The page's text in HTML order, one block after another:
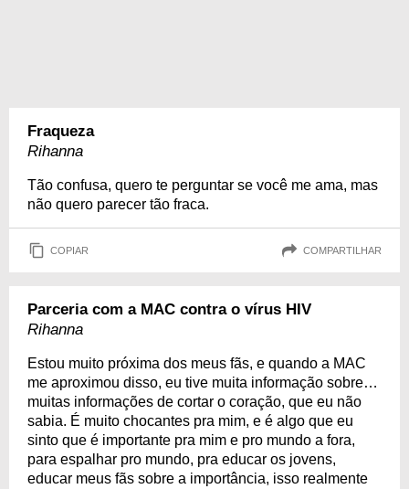
Fraqueza
Rihanna
Tão confusa, quero te perguntar se você me ama, mas
não quero parecer tão fraca.
COPIAR COMPARTILHAR
Parceria com a MAC contra o vírus HIV
Rihanna
Estou muito próxima dos meus fãs, e quando a MAC
me aproximou disso, eu tive muita informação sobre…
muitas informações de cortar o coração, que eu não
sabia. É muito chocantes pra mim, e é algo que eu
sinto que é importante pra mim e pro mundo a fora,
para espalhar pro mundo, pra educar os jovens,
educar meus fãs sobre a importância, isso realmente